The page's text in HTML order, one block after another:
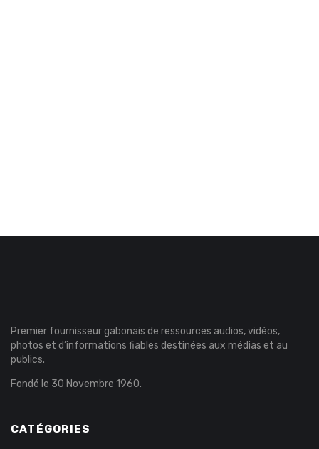
Premier fournisseur gabonais de ressources audios, vidéos,
photos et d’informations fiables destinées aux médias et au
publics.
Fondé le 30 Novembre 1960.
CATÉGORIES